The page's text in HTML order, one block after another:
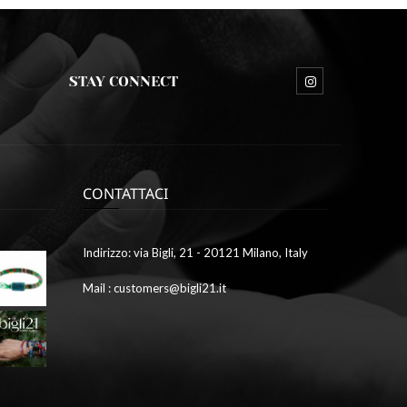
STAY CONNECT
9,
2023
galleria1
9,
2023
galleria7
CONTATTACI
Indirizzo: via Bigli, 21 - 20121 Milano, Italy
Mail : customers@bigli21.it